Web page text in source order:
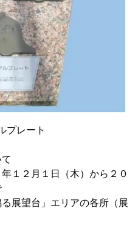
プレート
１２月１日（木）から２０
展望台」エリアの各所（展